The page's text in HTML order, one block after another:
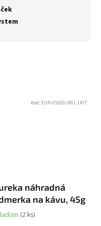
náhradná
na kávu, 45g
(2 ks)
Kód: EUR-0530EUR01-1KIT